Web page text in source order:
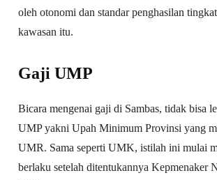
oleh otonomi dan standar penghasilan
kawasan itu.
Gaji UMP
Bicara mengenai gaji di Sambas, tidak bisa
UMP yakni Upah Minimum Provinsi yang
UMR. Sama seperti UMK, istilah ini mulai
berlaku setelah ditentukannya Kepmenaker